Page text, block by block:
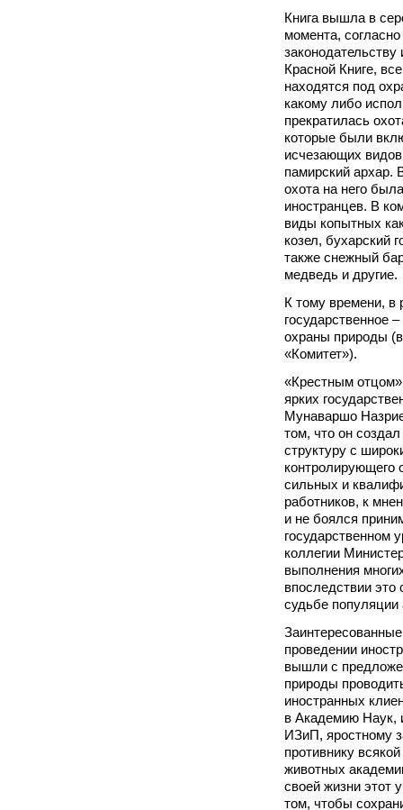
Книга вышла в
момента,
Красной Книге,
находятся под
какому либо
прекратилась
которые были
исчезающих
памирский архар.
охота на него
иностранцев. В
виды копытных
козел, бухарский
также снежный
медведь и другие.
К тому времени, в
государственное
охраны природы
«Комитет»).
«Крестным отцом»
ярких
Мунаваршо
том, что он
структуру с
контролирующего
сильных и
работников, к
и не боялся
государственном
коллегии
выполнения
впоследствии
судьбе популяции
проведении
вышли с
природы
иностранных
в Академию Наук,
ИЗиП, яростному
противнику
животных
своей жизни этот
том, чтобы